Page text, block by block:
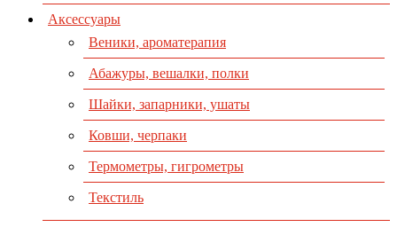
Аксессуары
Веники, ароматерапия
Абажуры, вешалки, полки
Шайки, запарники, ушаты
Ковши, черпаки
Термометры, гигрометры
Текстиль